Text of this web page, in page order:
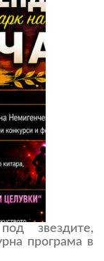
звездите,
програма в